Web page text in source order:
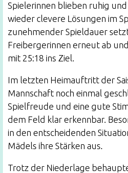
Spielerinnen blieben ruhig
wieder clevere Lösungen im
zunehmender Spieldauer
Freibergerinnen erneut ab
mit 25:18 ins Ziel.
Im letzten Heimauftritt der
Mannschaft noch einmal
Spielfreude und eine gute
dem Feld klar erkennbar.
in den entscheidenden
Mädels ihre Stärken aus.
Trotz der Niederlage